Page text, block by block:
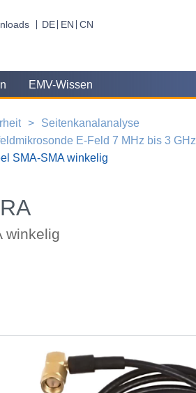
DE EN CN
EMV-Wissen
Seitenkanalanalyse
E-Feld 7 MHz bis 3 GHz
SMA-SMA winkelig
winkelig